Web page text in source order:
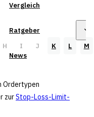
Vergleich
Ratgeber
News
H I J K L M
Ordertypen
zurStop-Loss-Limit-